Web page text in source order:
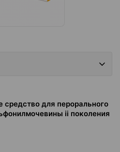
средство для перорального
ii поколения